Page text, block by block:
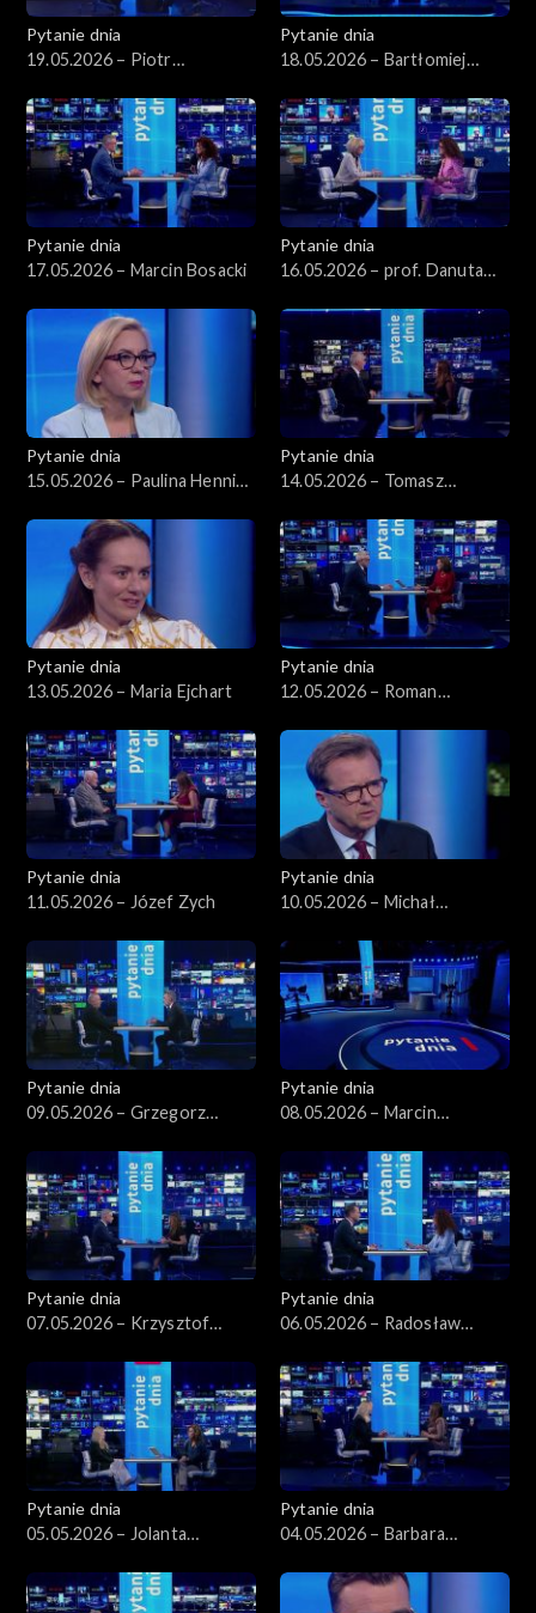
Pytanie dnia
19.05.2026 – Piotr
Pytanie dnia
18.05.2026 – Bartłomiej
Pytanie dnia
17.05.2026 – Marcin Bosacki
Pytanie dnia
16.05.2026 – prof. Danuta
Pytanie dnia
15.05.2026 – Paulina Hennig-
Pytanie dnia
14.05.2026 – Tomasz
Pytanie dnia
13.05.2026 – Maria Ejchart
Pytanie dnia
12.05.2026 – Roman
Pytanie dnia
11.05.2026 – Józef Zych
Pytanie dnia
10.05.2026 – Michał
Pytanie dnia
09.05.2026 – Grzegorz
Pytanie dnia
08.05.2026 – Marcin
Pytanie dnia
07.05.2026 – Krzysztof
Pytanie dnia
06.05.2026 – Radosław
Pytanie dnia
05.05.2026 – Jolanta
Pytanie dnia
04.05.2026 – Barbara